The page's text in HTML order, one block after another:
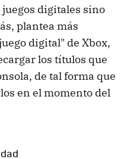
digitales sino
plantea más
digital" de Xbox,
los títulos que
de tal forma que
en el momento del